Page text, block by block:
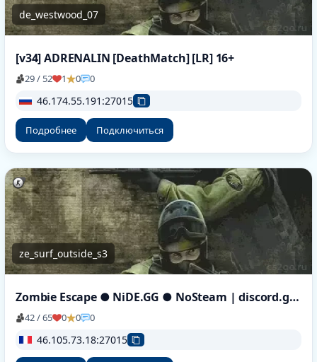
de_westwood_07
[v34] ADRENALIN [DeathMatch] [LR] 16+
29 / 52 1 0 0
46.174.55.191:27015
Подробнее Подключиться
ze_surf_outside_s3
Zombie Escape ● NiDE.GG ● NoSteam | discord.gg/nide
42 / 65 0 0 0
46.105.73.18:27015